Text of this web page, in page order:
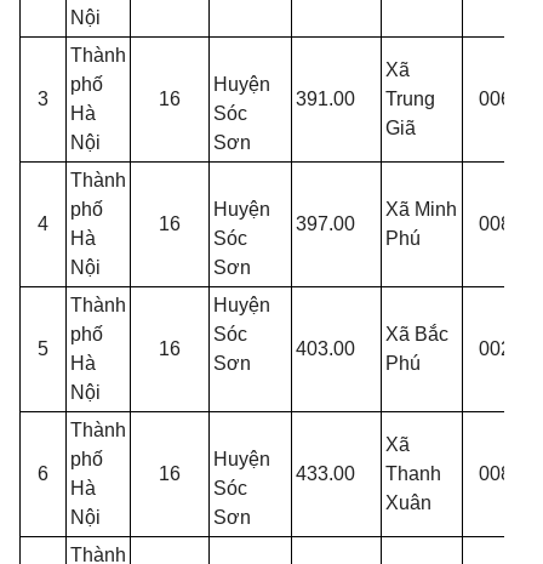
Nội
3
Thành
phố
Hà
Nội
16
Huyện
Sóc
Sơn
391.00
Xã
Trung
Giã
006
4
Thành
phố
Hà
Nội
16
Huyện
Sóc
Sơn
397.00
Xã Minh
Phú
008
5
Thành
phố
Hà
Nội
16
Huyện
Sóc
Sơn
403.00
Xã Bắc
Phú
002
6
Thành
phố
Hà
Nội
16
Huyện
Sóc
Sơn
433.00
Xã
Thanh
Xuân
008
Thành